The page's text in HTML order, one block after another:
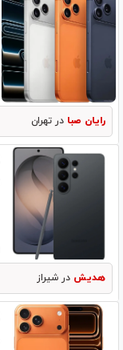
رایان صبا در تهران
هدیش در شیراز